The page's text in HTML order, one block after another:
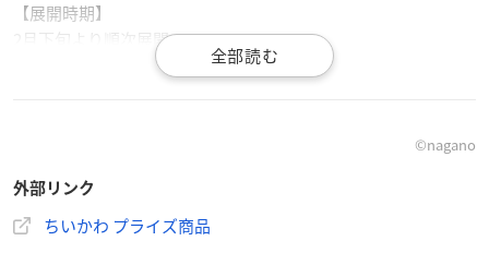
【展開時期】
2月下旬より順次展開
お店でもらおう♪ちいかわBIGステッカープレゼン
トキャンペーン
©nagano
外部リンク
ちいかわ プライズ商品